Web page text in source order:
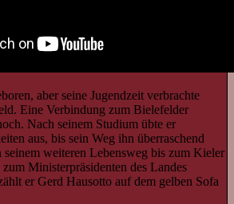
aber seine Jugendzeit verbrachte
Eine Verbindung zum Bielefelder
Nach seinem Studium übte er
aus, bis sein Weg ihn überraschend
weiteren Lebensweg bis zum Kieler
Ministerpräsidenten des Landes
er Gerd Hausotto auf dem gelben Sofa